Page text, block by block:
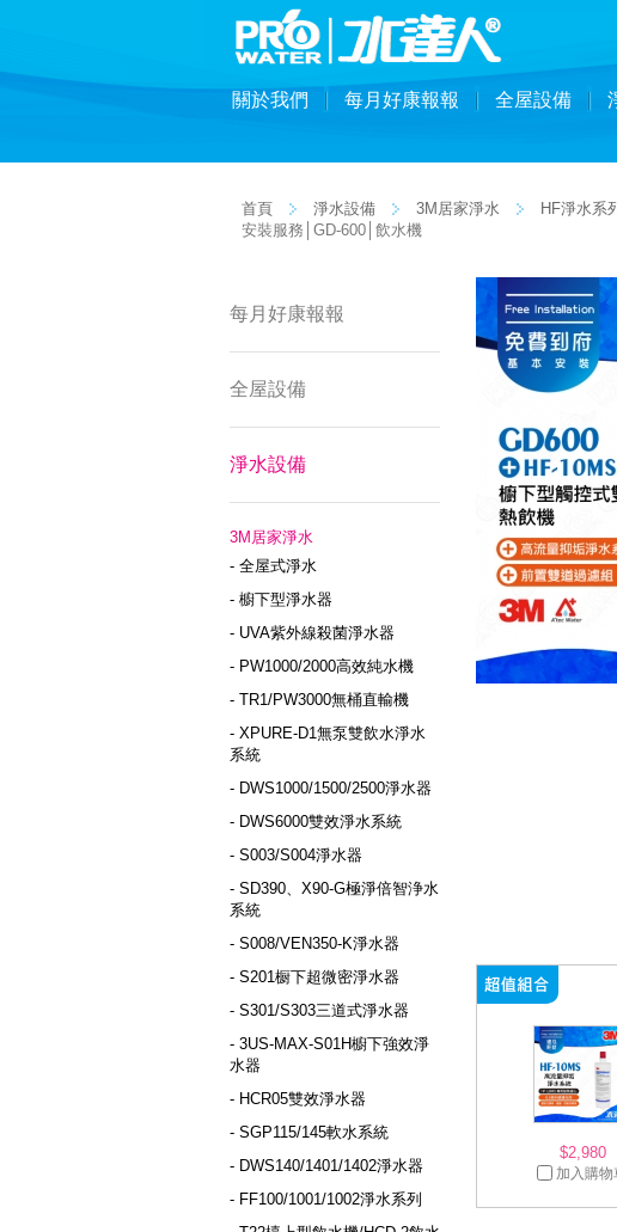
關於我們 每月好康報報 全屋設備
首頁 淨水設備 3M居家淨水 HF淨水系
安裝服務│GD-600│飲水機
每月好康報報
全屋設備
淨水設備
3M居家淨水
- 全屋式淨水
- 櫥下型淨水器
- UVA紫外線殺菌淨水器
- PW1000/2000高效純水機
- TR1/PW3000無桶直輸機
- XPURE-D1無泵雙飲水淨水
系統
- DWS1000/1500/2500淨水器
- DWS6000雙效淨水系統
- S003/S004淨水器
- SD390、X90-G極淨倍智浄水
系統
- S008/VEN350-K淨水器
- S201橱下超微密淨水器
- S301/S303三道式淨水器
- 3US-MAX-S01H櫥下強效淨
水器
- HCR05雙效淨水器
- SGP115/145軟水系統
- DWS140/1401/1402淨水器
- FF100/1001/1002淨水系列
$2,980
加入購物